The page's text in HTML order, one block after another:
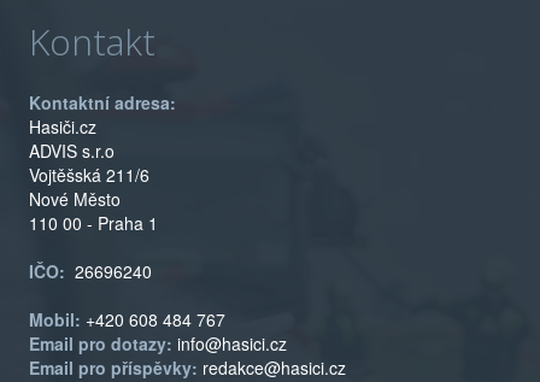
Kontakt
Kontaktní adresa:
Hasiči.cz
ADVIS s.r.o
Vojtěšská 211/6
Nové Město
110 00 - Praha 1
IČO: 26696240
Mobil: +420 608 484 767
Email pro dotazy: info@hasici.cz
Email pro příspěvky: redakce@hasici.cz